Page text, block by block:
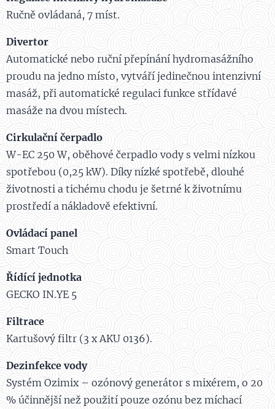
Ručně ovládaná, 7 míst.
Divertor
Automatické nebo ruční přepínání hydromasážního
proudu na jedno místo, vytváří jedinečnou intenzivní
masáž, při automatické regulaci funkce střídavé
masáže na dvou místech.
Cirkulační čerpadlo
W-EC 250 W, oběhové čerpadlo vody s velmi nízkou
spotřebou (0,25 kW). Díky nízké spotřebě, dlouhé
životnosti a tichému chodu je šetrné k životnímu
prostředí a nákladově efektivní.
Ovládací panel
Smart Touch
Řídící jednotka
GECKO IN.YE 5
Filtrace
Kartušový filtr (3 x AKU 0136).
Dezinfekce vody
Systém Ozimix – ozónový generátor s mixérem, o 20
% účinnější než použití pouze ozónu bez míchací